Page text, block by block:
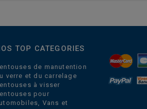
TOP CATEGORIES
de manutention
verre et du carrelage
à visser
pour
Vans et